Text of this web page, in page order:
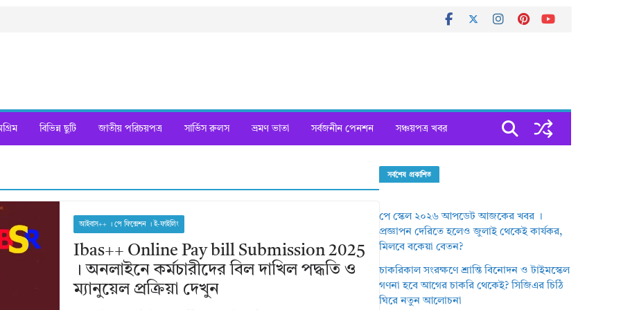
বিভিন্ন ছুটি জাতীয় পরিচয়পত্র সার্ভিস রুলস ভ্রমণ ভাতা সর্বজনীন পেনশন সঞ্চয়পত্র খবর
আইবাস++ । পে ফিক্সেশন । ই-ফাইলিং
Ibas++ Online Pay bill Submission 2025
। অনলাইনে কর্মচারীদের বিল দাখিল পদ্ধতি ও
ম্যানুয়েল প্রক্রিয়া দেখুন
সর্বশেষ প্রকাশিত
পে স্কেল ২০২৬ আপডেট আজকের খবর ।
প্রজ্ঞাপন দেরিতে হলেও জুলাই থেকেই কার্যকর,
মিলবে বকেয়া বেতন?
চাকরিকাল সংরক্ষণে শ্রান্তি বিনোদন ও টাইমস্কেল
গণনা হবে আগের চাকরি থেকেই? সিজিএর চিঠি
ঘিরে নতুন আলোচনা